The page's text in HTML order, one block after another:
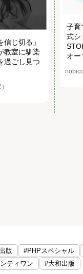
信じ切る」
教室に馴染
過ごし見つ
子育
式シ
オー
版 #PHPスペシャル
ティワン #大和出版